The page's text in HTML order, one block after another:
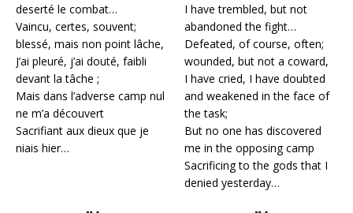
deserté le combat…
Vaincu, certes, souvent;
blessé, mais non point lâche,
J’ai pleuré, j’ai douté, faibli
devant la tâche ;
Mais dans l’adverse camp nul
ne m’a découvert
Sacrifiant aux dieux que je
niais hier…
I have trembled, but not
abandoned the fight…
Defeated, of course, often;
wounded, but not a coward,
I have cried, I have doubted
and weakened in the face of
the task;
But no one has discovered
me in the opposing camp
Sacrificing to the gods that I
denied yesterday…